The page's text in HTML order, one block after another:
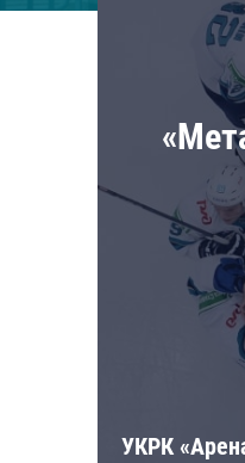
УКРК